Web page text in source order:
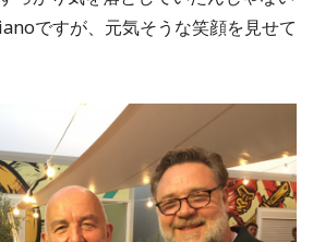
ですが、元気そうな笑顔を見せて